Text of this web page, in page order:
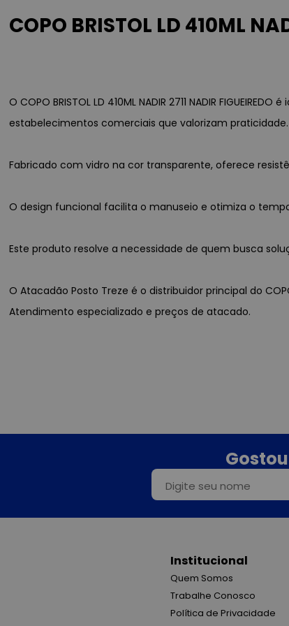
COPO BRISTOL LD 410ML
O COPO BRISTOL LD 410ML NADIR 2711 NADIR
estabelecimentos comerciais que valorizam praticidade.
Fabricado com vidro na cor transparente, oferece
O design funcional facilita o manuseio e otimiza o
Este produto resolve a necessidade de quem busca
O Atacadão Posto Treze é o distribuidor principal do
Atendimento especializado e preços de atacado.
Institucional
Quem Somos
Trabalhe Conosco
Política de Privacidade